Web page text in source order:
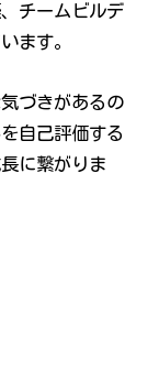
チームビルデ
ます。
づきがあるの
自己評価する
に繋がりま